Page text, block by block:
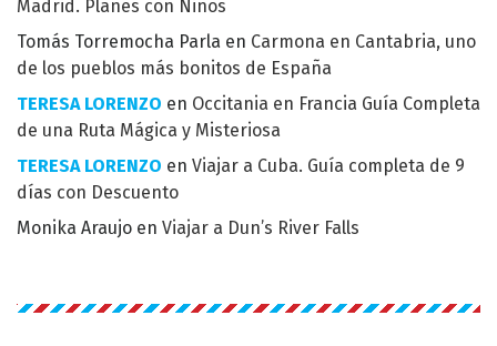
Madrid. Planes con Niños
Tomás Torremocha Parla en Carmona en Cantabria, uno
de los pueblos más bonitos de España
TERESA LORENZO en Occitania en Francia Guía Completa
de una Ruta Mágica y Misteriosa
TERESA LORENZO en Viajar a Cuba. Guía completa de 9
días con Descuento
Monika Araujo en Viajar a Dun’s River Falls